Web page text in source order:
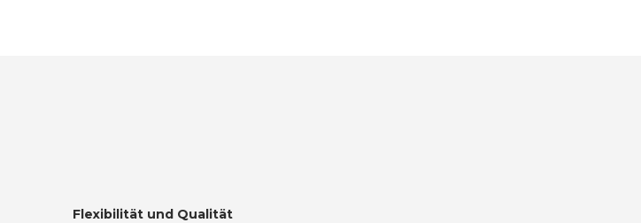
Flexibilität und Qualität